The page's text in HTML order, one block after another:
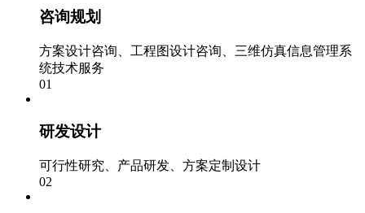
咨询规划
方案设计咨询、工程图设计咨询、三维仿真信息管理系
统技术服务
01
研发设计
可行性研究、产品研发、方案定制设计
02